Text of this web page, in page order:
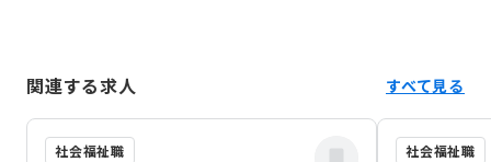
関連する求人 すべて見る
社会福祉職 社会福祉職